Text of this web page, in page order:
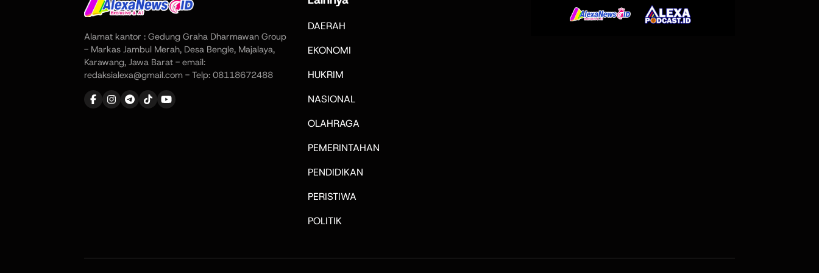
Alamat kantor : Gedung Graha Dharmawan Group
- Markas Jambul Merah, Desa Bengle, Majalaya,
Karawang, Jawa Barat - email:
redaksialexa@gmail.com - Telp: 08118672488
DAERAH
EKONOMI
HUKRIM
NASIONAL
OLAHRAGA
PEMERINTAHAN
PENDIDIKAN
PERISTIWA
POLITIK